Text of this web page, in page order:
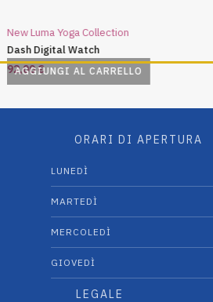
AGGIUNGI AL CARRELLO
New Luma Yoga Collection
Dash Digital Watch
92,00€
ORARI DI APERTURA
LUNEDÌ
MARTEDÌ
MERCOLEDÌ
GIOVEDÌ
LEGALE